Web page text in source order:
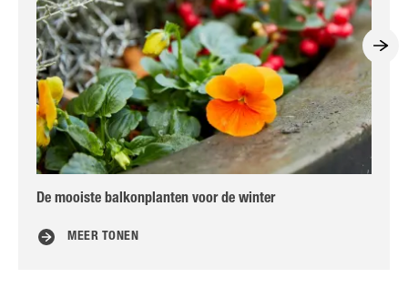
De mooiste balkonplanten voor de winter
MEER TONEN